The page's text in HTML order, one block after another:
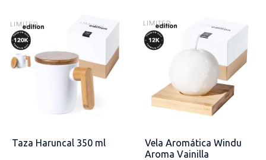
Taza Haruncal 350 ml
Vela Aromática Windu
Aroma Vainilla